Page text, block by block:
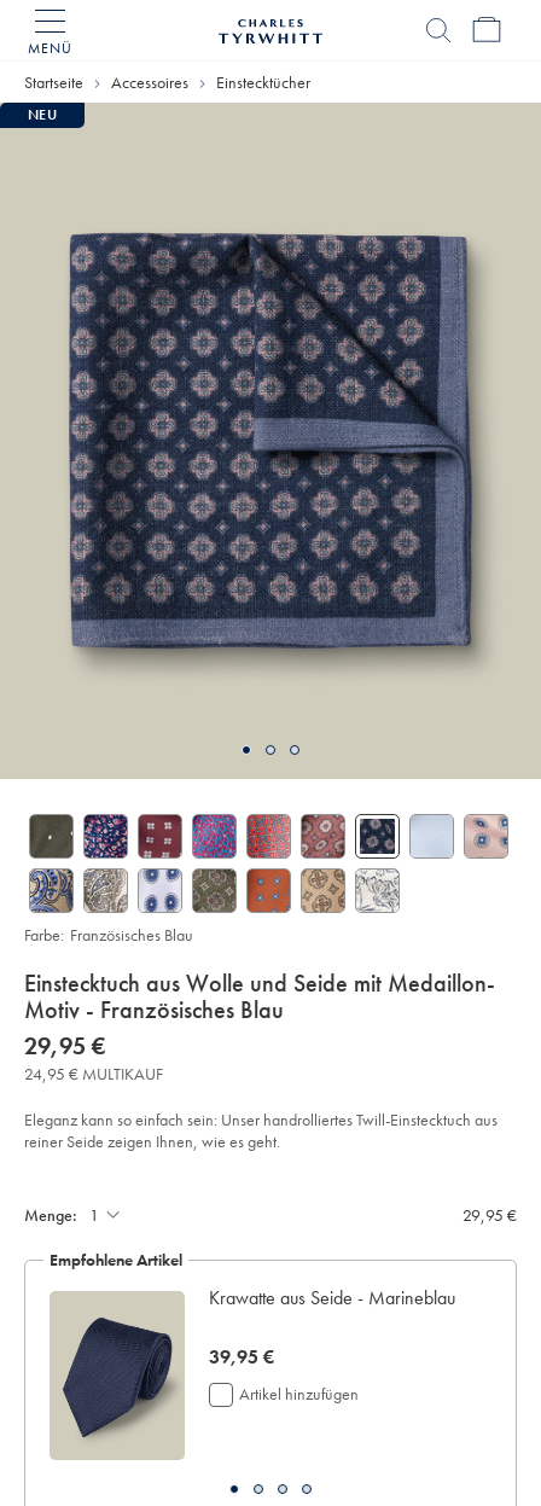
MENÜ
Home
Startseite Accessoires Einstecktücher
NEU
details
about
product:
Einstecktuch aus Wolle und Seide mit Medaillon-
Motiv - Französisches Blau
Details
https://www.charlestyrwhitt.com/de/einstecktuch-
aus-
wolle-
und-
mit-
medaillon-
motiv%C2%A0-
sourceCode=dmdefault
now
29,95
€
29,95 €
24,95 € MULTIKAUF
Eleganz kann so einfach sein: Unser handrolliertes Twill-Einstecktuch aus
reiner Seide zeigen Ihnen, wie es geht.
Farbe: Französisches Blau
Actions
cart
options
Menge: 29,95 €
Empfohlene Artikel
Krawatte aus Seide - Marineblau
now
39,95
€
39,95 €
Artikel hinzufügen